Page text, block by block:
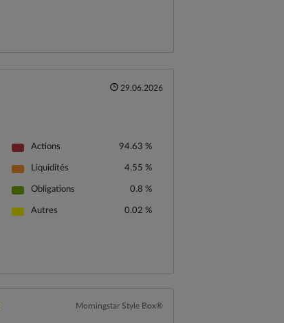
29.06.2026
Actions 94.63 %
Liquidités 4.55 %
Obligations 0.8 %
Autres 0.02 %
Morningstar Style Box®